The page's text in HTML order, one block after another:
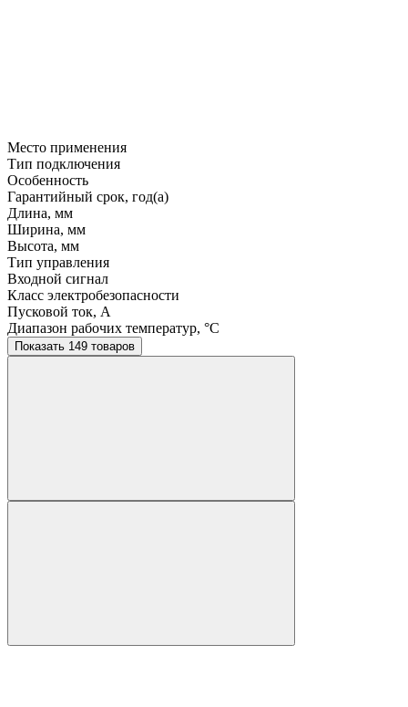
Место применения
Тип подключения
Особенность
Гарантийный срок, год(а)
Длина, мм
Ширина, мм
Высота, мм
Тип управления
Входной сигнал
Класс электробезопасности
Пусковой ток, A
Диапазон рабочих температур, °C
Показать 149 товаров